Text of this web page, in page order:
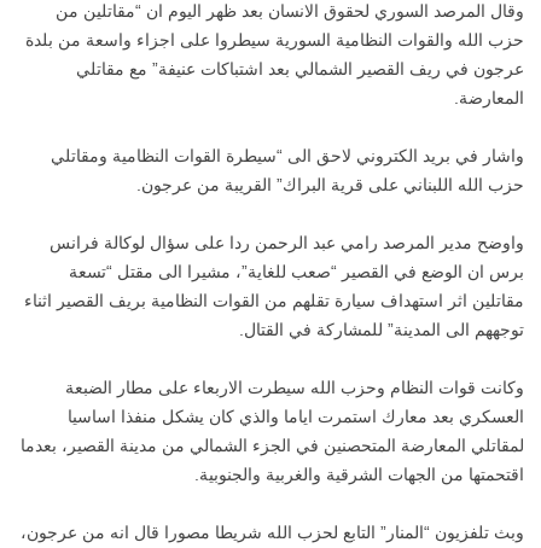
وقال المرصد السوري لحقوق الانسان بعد ظهر اليوم ان “مقاتلين من
حزب الله والقوات النظامية السورية سيطروا على اجزاء واسعة من بلدة
عرجون في ريف القصير الشمالي بعد اشتباكات عنيفة” مع مقاتلي
المعارضة.
واشار في بريد الكتروني لاحق الى “سيطرة القوات النظامية ومقاتلي
حزب الله اللبناني على قرية البراك” القريبة من عرجون.
واوضح مدير المرصد رامي عبد الرحمن ردا على سؤال لوكالة فرانس
برس ان الوضع في القصير “صعب للغاية”، مشيرا الى مقتل “تسعة
مقاتلين اثر استهداف سيارة تقلهم من القوات النظامية بريف القصير اثناء
توجههم الى المدينة” للمشاركة في القتال.
وكانت قوات النظام وحزب الله سيطرت الاربعاء على مطار الضبعة
العسكري بعد معارك استمرت اياما والذي كان يشكل منفذا اساسيا
لمقاتلي المعارضة المتحصنين في الجزء الشمالي من مدينة القصير، بعدما
اقتحمتها من الجهات الشرقية والغربية والجنوبية.
وبث تلفزيون “المنار” التابع لحزب الله شريطا مصورا قال انه من عرجون،